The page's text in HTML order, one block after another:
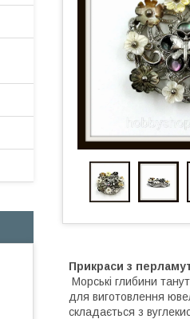
Прикраси з
Морські глибини
для виготовлення
складається з